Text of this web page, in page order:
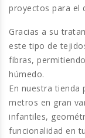
proyectos para el
Gracias a su
este tipo de
fibras,
húmedo.
En nuestra
metros en gran
infantiles,
funcionalidad en